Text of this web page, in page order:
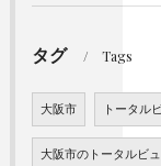
タグ Tags
大阪市 トータル
大阪市のトータルビ